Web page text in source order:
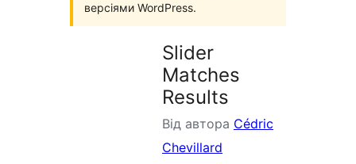
версіями WordPress.
Slider
Matches
Results
Від автора Cédric
Chevillard